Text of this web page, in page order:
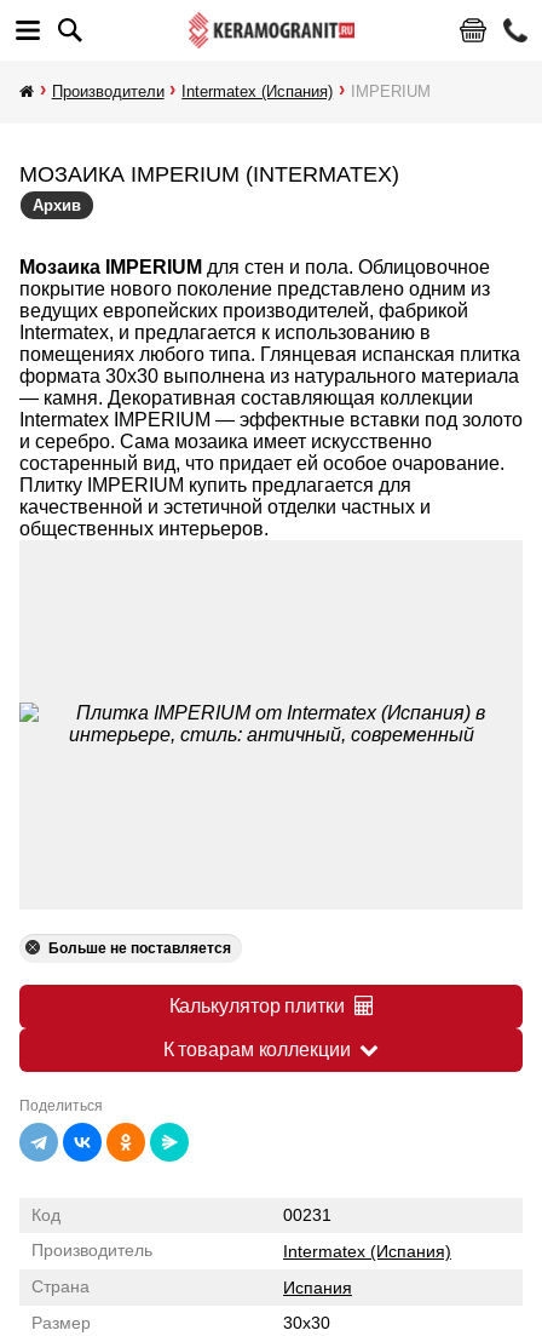
Производители Intermatex (Испания) IMPERIUM
МОЗАИКА IMPERIUM (INTERMATEX)
Архив
Мозаика IMPERIUM для стен и пола. Облицовочное
покрытие нового поколение представлено одним из
ведущих европейских производителей, фабрикой
Intermatex, и предлагается к использованию в
помещениях любого типа. Глянцевая испанская плитка
формата 30х30 выполнена из натурального материала
— камня. Декоративная составляющая коллекции
Intermatex IMPERIUM — эффектные вставки под золото
и серебро. Сама мозаика имеет искусственно
состаренный вид, что придает ей особое очарование.
Плитку IMPERIUM купить предлагается для
качественной и эстетичной отделки частных и
общественных интерьеров.
Больше не поставляется
Калькулятор плитки
К товарам коллекции
Поделиться
Код
00231
Производитель
Intermatex (Испания)
Страна
Испания
Размер
30x30